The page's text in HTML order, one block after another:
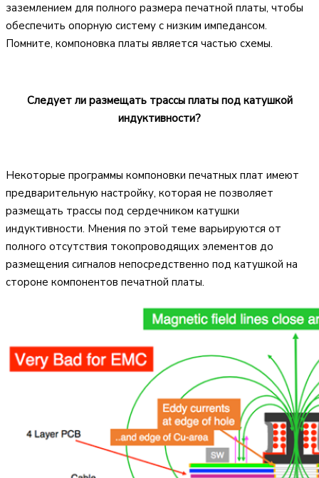
заземлением для полного размера печатной платы, чтобы
обеспечить опорную систему с низким импедансом.
Помните, компоновка платы является частью схемы.
Следует ли размещать трассы платы под катушкой
индуктивности?
Некоторые программы компоновки печатных плат имеют
предварительную настройку, которая не позволяет
размещать трассы под сердечником катушки
индуктивности. Мнения по этой теме варьируются от
полного отсутствия токопроводящих элементов до
размещения сигналов непосредственно под катушкой на
стороне компонентов печатной платы.